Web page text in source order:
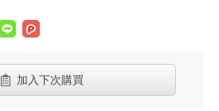
加入下次購買